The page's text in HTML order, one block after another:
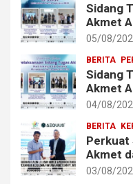
Sidang
Akmet
05/08/
BERITA
Sidang
Akmet
dan
04/08/
BERITA
Perkuat
Akmet
Global
03/08/